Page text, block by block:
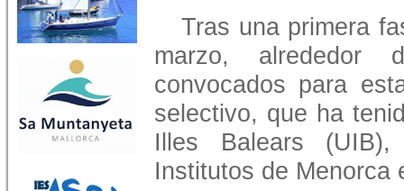
Tras una primera
marzo, alrededor
convocados para
selectivo, que ha
Illes Balears
Institutos de Menorca